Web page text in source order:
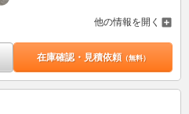
他の情報を開く
在庫確認・見積依頼（無料）